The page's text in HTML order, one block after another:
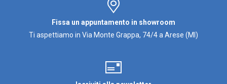
Fissa un appuntamento in showroom
Ti aspettiamo in Via Monte Grappa, 74/4 a Arese (MI)